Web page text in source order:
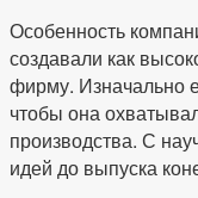
Особенность
создавали как
фирму. Изначально
чтобы она
производства. С
идей до выпуска